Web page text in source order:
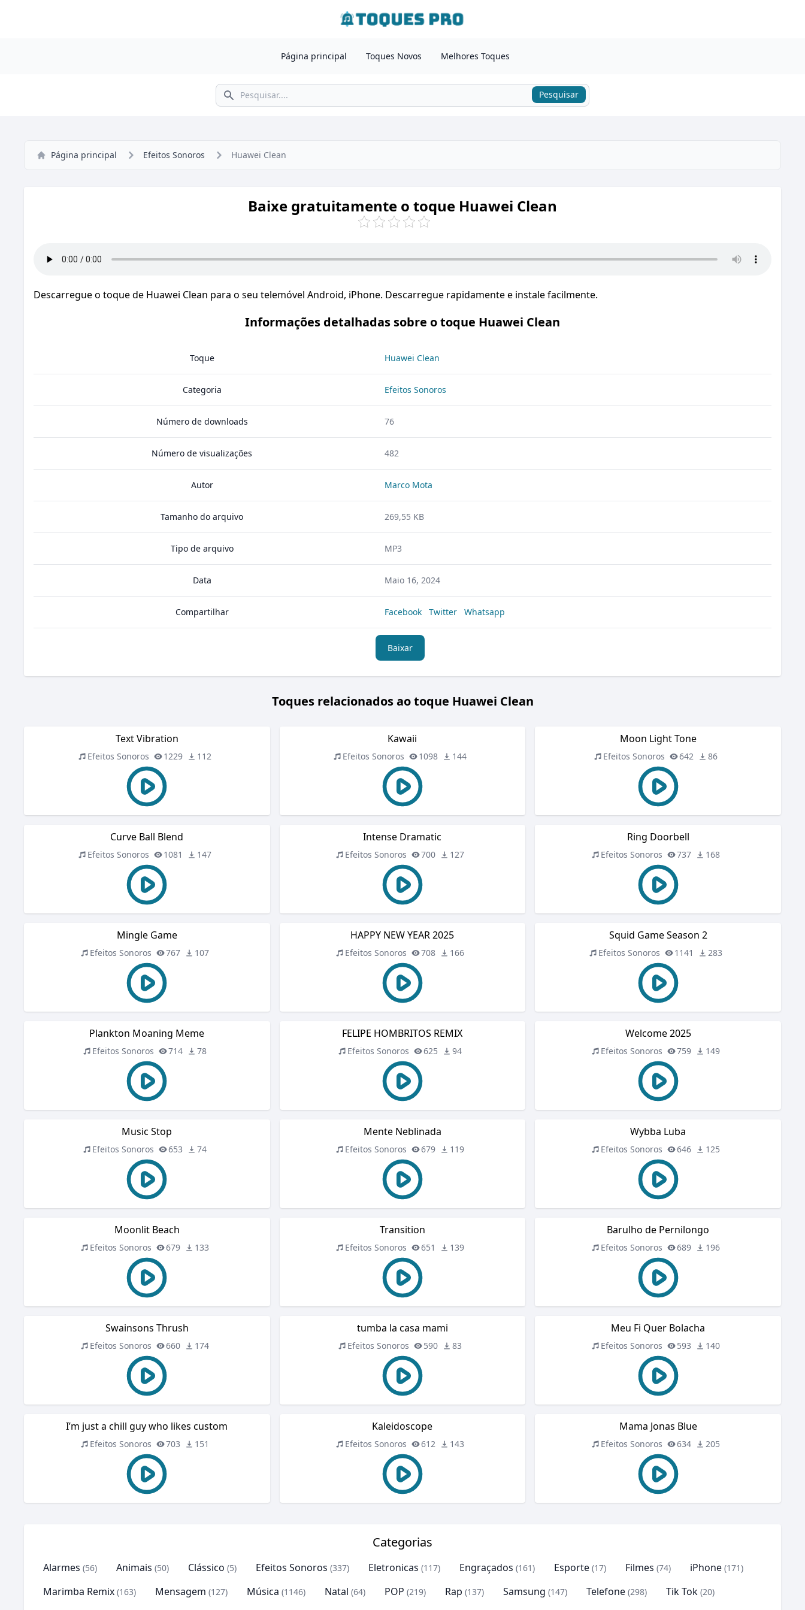
Página principal Toques Novos Melhores Toques
Pesquisar Pesquisar
Página principal Efeitos Sonoros Huawei Clean
Baixe gratuitamente o toque Huawei Clean
Descarregue o toque de Huawei Clean para o seu telemóvel Android, iPhone. Descarregue rapidamente e instale facilmente.
Informações detalhadas sobre o toque Huawei Clean
Toque Huawei Clean
Categoria Efeitos Sonoros
Número de downloads 76
Número de visualizações 482
Autor Marco Mota
Tamanho do arquivo 269,55 KB
Tipo de arquivo MP3
Data Maio 16, 2024
Compartilhar Facebook Twitter Whatsapp
Baixar
Toques relacionados ao toque Huawei Clean
Text Vibration
Efeitos Sonoros 1229 112
Kawaii
Efeitos Sonoros 1098 144
Moon Light Tone
Efeitos Sonoros 642 86
Curve Ball Blend
Efeitos Sonoros 1081 147
Intense Dramatic
Efeitos Sonoros 700 127
Ring Doorbell
Efeitos Sonoros 737 168
Mingle Game
Efeitos Sonoros 767 107
HAPPY NEW YEAR 2025
Efeitos Sonoros 708 166
Squid Game Season 2
Efeitos Sonoros 1141 283
Plankton Moaning Meme
Efeitos Sonoros 714 78
FELIPE HOMBRITOS REMIX
Efeitos Sonoros 625 94
Welcome 2025
Efeitos Sonoros 759 149
Music Stop
Efeitos Sonoros 653 74
Mente Neblinada
Efeitos Sonoros 679 119
Wybba Luba
Efeitos Sonoros 646 125
Moonlit Beach
Efeitos Sonoros 679 133
Transition
Efeitos Sonoros 651 139
Barulho de Pernilongo
Efeitos Sonoros 689 196
Swainsons Thrush
Efeitos Sonoros 660 174
tumba la casa mami
Efeitos Sonoros 590 83
Meu Fi Quer Bolacha
Efeitos Sonoros 593 140
I’m just a chill guy who likes custom
Efeitos Sonoros 703 151
Kaleidoscope
Efeitos Sonoros 612 143
Mama Jonas Blue
Efeitos Sonoros 634 205
Categorias
Alarmes (56) Animais (50) Clássico (5) Efeitos Sonoros (337) Eletronicas (117) Engraçados (161) Esporte (17) Filmes (74) iPhone (171)
Marimba Remix (163) Mensagem (127) Música (1146) Natal (64) POP (219) Rap (137) Samsung (147) Telefone (298) Tik Tok (20)